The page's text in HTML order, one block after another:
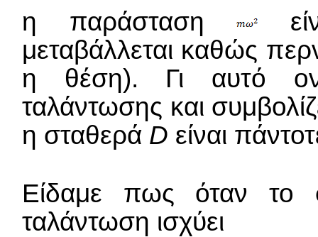
η παράσταση
μεταβάλλεται καθώς
η θέση). Γι αυτό
ταλάντωσης και
η σταθερά D είναι
Είδαμε πως όταν το
ταλάντωση ισχύει